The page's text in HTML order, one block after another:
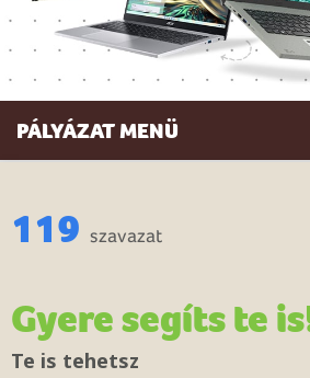
PÁLYÁZAT MENÜ
119 szavazat
Gyere segíts te
Te is tehetsz